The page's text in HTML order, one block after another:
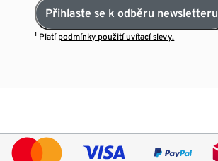
Přihlaste se k odběru newsletteru
¹ Platí podmínky použití uvítací slevy.